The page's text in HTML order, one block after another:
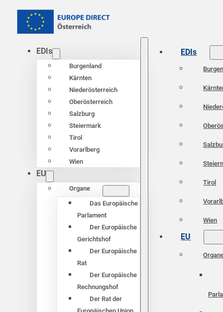
EDIs
Burgenland
Kärnten
Niederösterreich
Oberösterreich
Salzburg
Steiermark
Tirol
Vorarlberg
Wien
EU
Organe
Das Europäische
Parlament
Der Europäische
Gerichtshof
Der Europäische
Rat
Der Europäische
Rechnungshof
Der Rat der
EDIs
Tirol
Wien
EU